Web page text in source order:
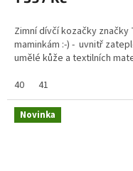
Zimní dívčí kozačky
maminkám :-) - uvnitř
umělé kůže a textilních
40
41
Novinka